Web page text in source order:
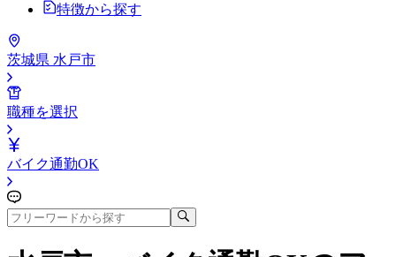
特徴から探す
茨城県 水戸市
職種を選択
バイク通勤OK